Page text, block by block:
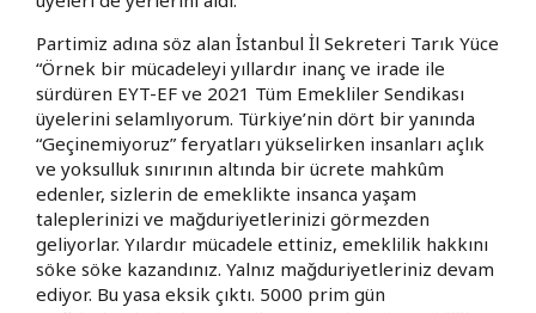
Partimiz adına söz alan İstanbul İl Sekreteri Tarık Yüce
“Örnek bir mücadeleyi yıllardır inanç ve irade ile
sürdüren EYT-EF ve 2021 Tüm Emekliler Sendikası
üyelerini selamlıyorum. Türkiye’nin dört bir yanında
“Geçinemiyoruz” feryatları yükselirken insanları açlık
ve yoksulluk sınırının altında bir ücrete mahkûm
edenler, sizlerin de emeklikte insanca yaşam
taleplerinizi ve mağduriyetlerinizi görmezden
geliyorlar. Yılardır mücadele ettiniz, emeklilik hakkını
söke söke kazandınız. Yalnız mağduriyetleriniz devam
ediyor. Bu yasa eksik çıktı. 5000 prim gün